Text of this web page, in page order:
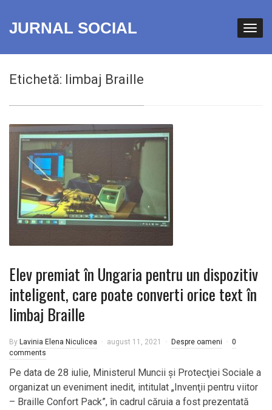
JURNAL SOCIAL
Etichetă: limbaj Braille
Elev premiat în Ungaria pentru un dispozitiv
inteligent, care poate converti orice text în
limbaj Braille
By Lavinia Elena Niculicea august 11, 2021 Despre oameni
0
comments
Pe data de 28 iulie, Ministerul Muncii şi Protecţiei Sociale a
organizat un eveniment inedit, intitulat „Invenţii pentru viitor
– Braille Confort Pack”, în cadrul căruia a fost prezentată